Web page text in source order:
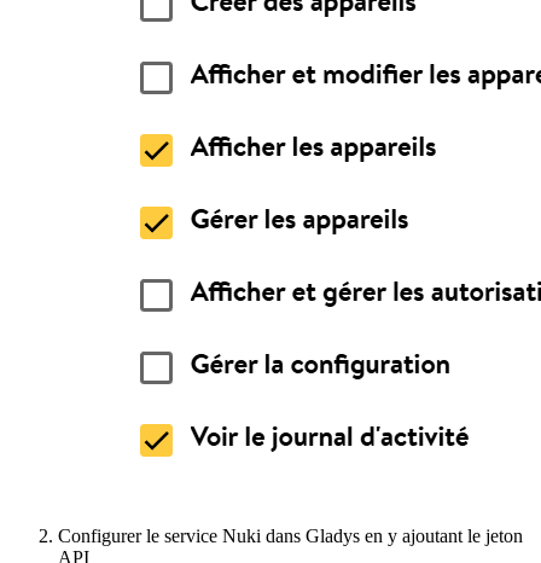
Configurer le service Nuki dans Gladys en y ajoutant le jeton
API